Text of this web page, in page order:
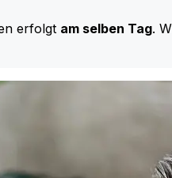
erfolgt am selben Tag.